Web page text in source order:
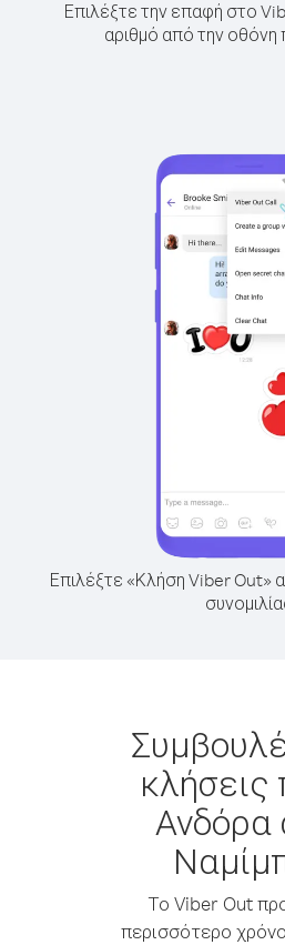
Επιλέξτε την επαφή στο
αριθμό από την
Επιλέξτε «Κλήση Viber Out»
κλήσεις
Ανδόρα
Το Viber Out
περισσότερο